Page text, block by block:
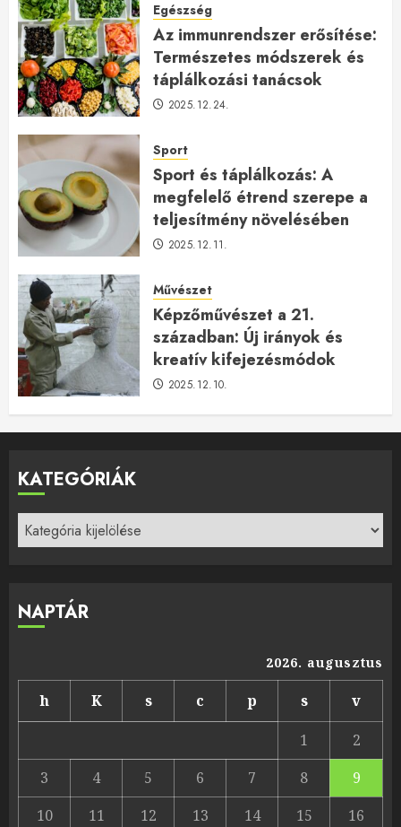
Egészség
Az immunrendszer erősítése:
Természetes módszerek és
táplálkozási tanácsok
2025.12.24.
Sport
Sport és táplálkozás: A
megfelelő étrend szerepe a
teljesítmény növelésében
2025.12.11.
Művészet
Képzőművészet a 21.
században: Új irányok és
kreatív kifejezésmódok
2025.12.10.
KATEGÓRIÁK
Kategóriák
NAPTÁR
2026. augusztus
h K s c p s
v
1
2
3
4 5 6 7 8
9
10
11 12 13 14 15 16